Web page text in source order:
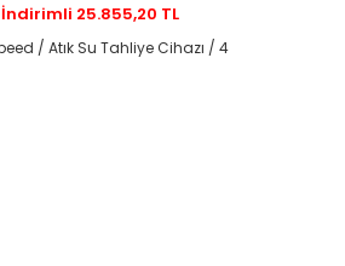
İndirimli 25.855,20 TL